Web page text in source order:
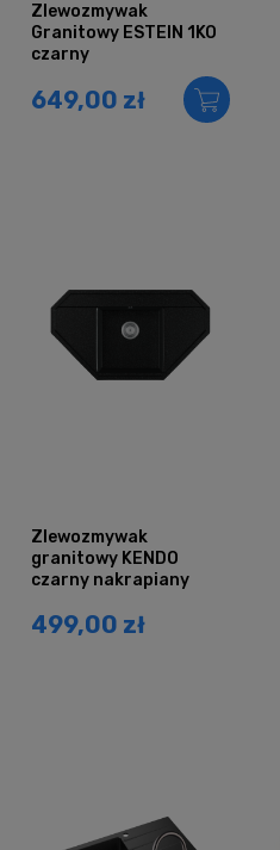
Zlewozmywak
Granitowy ESTEIN 1KO
czarny
649,00 zł
Zlewozmywak
granitowy KENDO
czarny nakrapiany
499,00 zł